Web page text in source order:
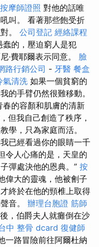
按摩師證照 對他的話唯
叫。 看著那些飽受折
。 公司登記 經絡課程
蠢的，壓迫窮人是犯
·費耶爾表示同意。 臉
路行銷公司 - 牙醫 餐盒
氣清洗 如果一個貧窮的
的手臂仍然很難移動。
的容顏和肌膚的清新
但我自己創造了秩序，
學，只為家庭而活。
已經看過你的眼睛一千
令人心痛的是，天皇的
彈處決他的恩典。” 按
偉大的靈魂，他被劊子
終於在他的頸椎上取得​​
音。 辦理台胞證 筋師
，伯爵夫人就癱倒在沙
中 整骨 dcard 復健師
一路冒險前往阿爾杜納